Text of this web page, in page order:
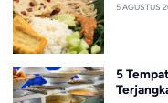
5 AGUSTUS
5